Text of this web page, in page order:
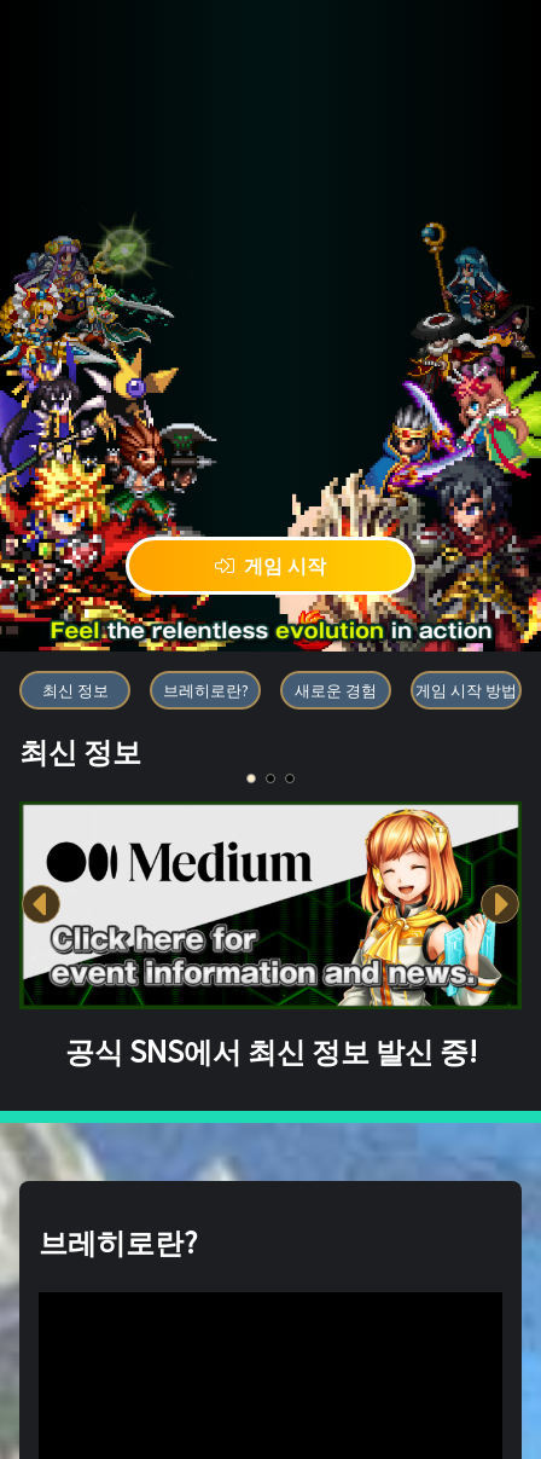
게임 시작
블록체인 게임 「BRAVE
최신 정보 브레히로란? 새로운 경험 게임 시작 방법
최신 정보
공식 SNS에서 최신 정보 발신 중!
브레히로란?